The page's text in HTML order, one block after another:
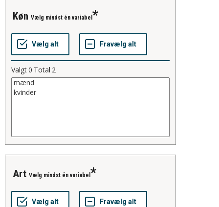
køn Vælg mindst én variabel
Valgt0 Total 2
art Vælg mindst én variabel